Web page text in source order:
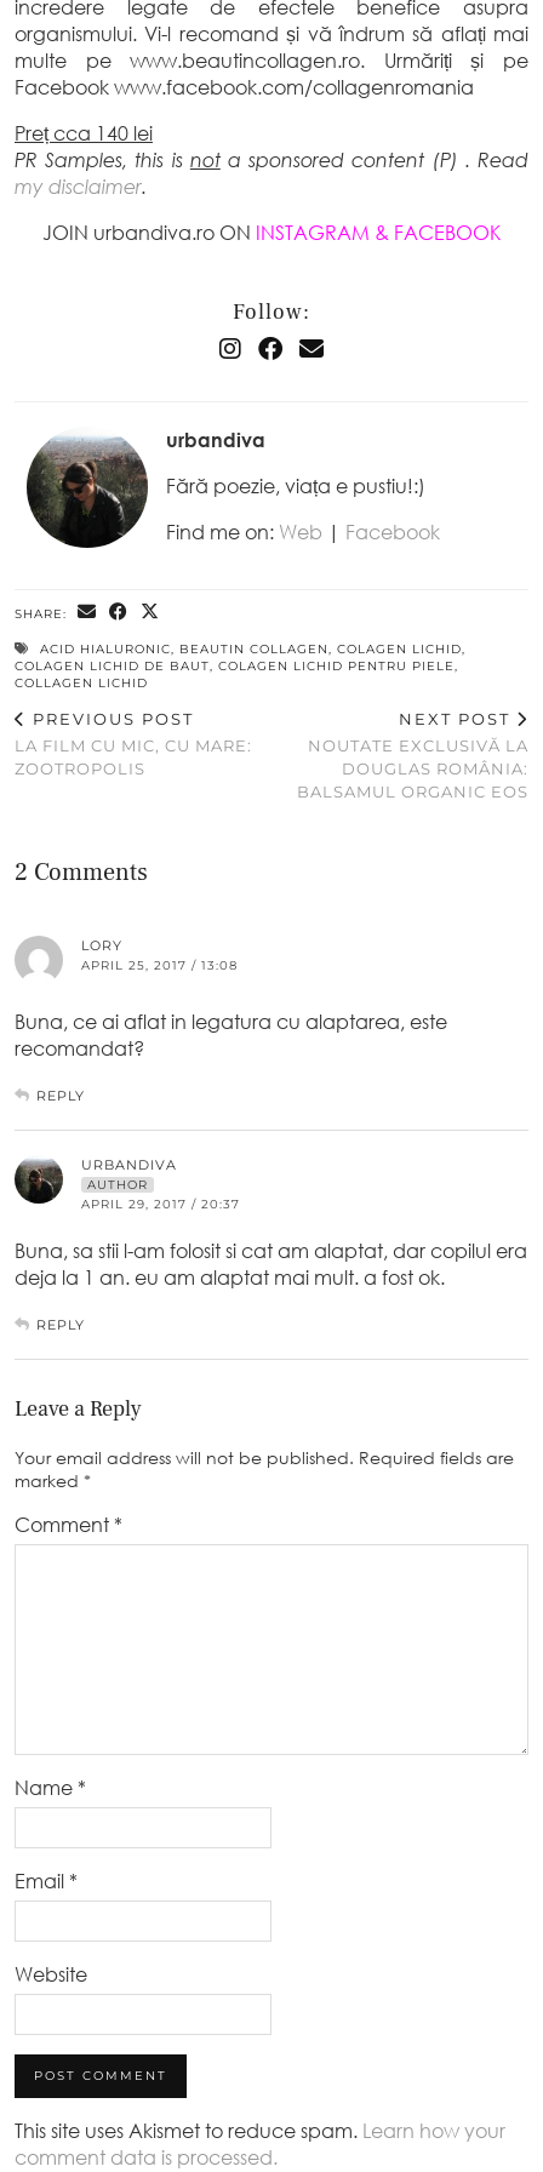
incredere legate de efectele benefice asupra
organismului. Vi-l recomand și vă îndrum să aflați mai
multe pe www.beautincollagen.ro. Urmăriți și pe
Facebook www.facebook.com/collagenromania
Preț cca 140 lei
PR Samples, this is nota sponsored content (P) . Read
my disclaimer.
JOIN urbandiva.ro ON INSTAGRAM & FACEBOOK
Follow:
urbandiva
Fără poezie, viața e pustiu!:)
Find me on: Web | Facebook
SHARE:
ACID HIALURONIC, BEAUTIN COLLAGEN, COLAGEN LICHID,
COLAGEN LICHID DE BAUT, COLAGEN LICHID PENTRU PIELE,
COLLAGEN LICHID
PREVIOUS POST
LA FILM CU MIC, CU MARE:
ZOOTROPOLIS
NEXT POST
NOUTATE EXCLUSIVĂ LA
DOUGLAS ROMÂNIA:
BALSAMUL ORGANIC EOS
2 Comments
LORY
APRIL 25, 2017 / 13:08
Buna, ce ai aflat in legatura cu alaptarea, este
recomandat?
REPLY
URBANDIVA
AUTHOR
APRIL 29, 2017 / 20:37
Buna, sa stii l-am folosit si cat am alaptat, dar copilul era
deja la 1 an. eu am alaptat mai mult. a fost ok.
REPLY
Leave a Reply
Your email address will not be published. Required fields are
marked *
Comment *
Name *
Email *
Website
This site uses Akismet to reduce spam. Learn how your
comment data is processed.